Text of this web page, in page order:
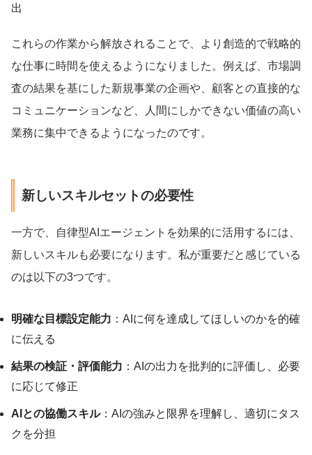
出
これらの作業から解放されることで、より創造的で戦略的
な仕事に時間を使えるようになりました。例えば、市場調
査の結果を基にした新規事業の企画や、顧客との直接的な
コミュニケーションなど、人間にしかできない価値の高い
業務に集中できるようになったのです。
新しいスキルセットの必要性
一方で、自律型AIエージェントを効果的に活用するには、
新しいスキルも必要になります。私が重要だと感じている
のは以下の3つです。
明確な目標設定能力 ：AIに何を達成してほしいのかを的確
に伝える
結果の検証・評価能力 ：AIの出力を批判的に評価し、必要
に応じて修正
AIとの協働スキル：AIの強みと限界を理解し、適切にタス
クを分担